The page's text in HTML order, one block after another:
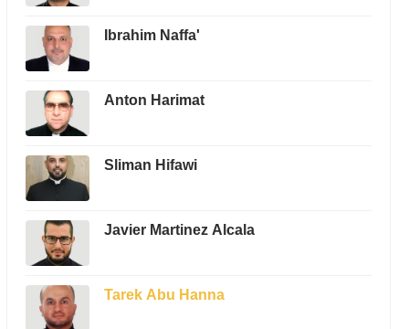
Ibrahim Naffa'
Anton Harimat
Sliman Hifawi
Javier Martinez Alcala
Tarek Abu Hanna